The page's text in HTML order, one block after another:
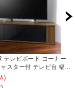
テレビボード コーナー
スター付 テレビ台 幅
高さ377mm
)